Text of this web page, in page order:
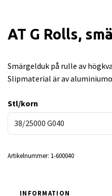
AT G Rolls,
Smärgelduk på rulle av
Slipmaterial är av
Stl/korn
38/25000 G040
Artikelnummer: 1-600040
INFORMATION